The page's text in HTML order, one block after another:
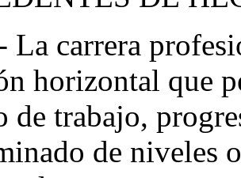
La carrera
horizontal que
de trabajo,
de niveles